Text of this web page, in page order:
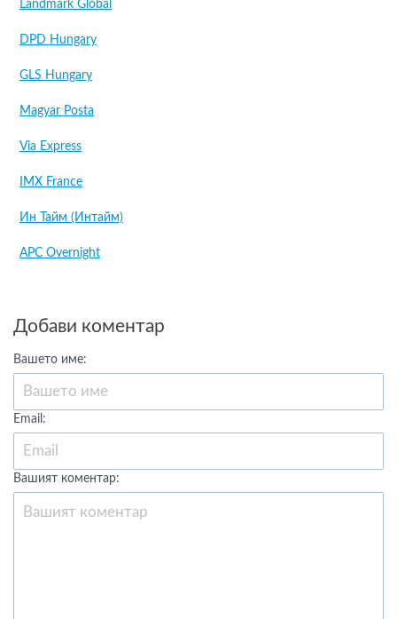
Landmark Global
DPD Hungary
GLS Hungary
Magyar Posta
Via Express
IMX France
Ин Тайм (Интайм)
APC Overnight
Добави коментар
Вашето име:
Email:
Вашият коментар: